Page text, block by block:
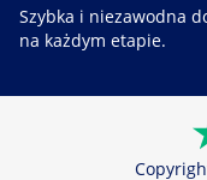
Szybka i niezawodna
na każdym etapie.